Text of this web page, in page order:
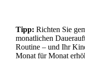
Tipp: Richten Sie
monatlichen
Routine – und Ihr
Monat für Monat